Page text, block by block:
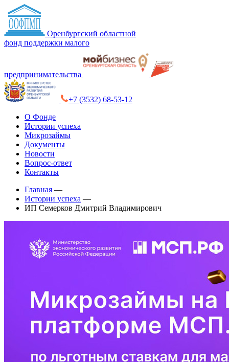
Оренбургский областной
фонд поддержки малого
предпринимательства
+7 (3532) 68-53-12
О Фонде
Истории успеха
Микрозаймы
Документы
Новости
Вопрос-ответ
Контакты
Главная —
Истории успеха —
ИП Семерков Дмитрий Владимирович